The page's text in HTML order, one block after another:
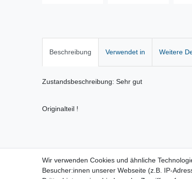
Beschreibung Verwendet in Weitere
Zustandsbeschreibung: Sehr gut
Originalteil !
Vertrag
Wir verwenden Cookies und ähnliche
Besucher:innen unserer Webseite (z.B. IP-